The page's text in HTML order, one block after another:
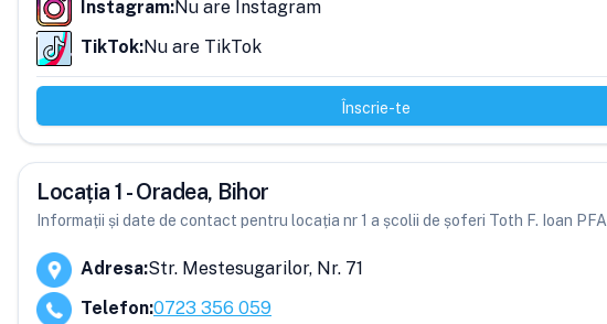
Instagram:Nu are Instagram
TikTok:Nu are TikTok
Înscrie-te
Locația 1 - Oradea, Bihor
Informații și date de contact pentru locația nr 1 a școlii de șoferi Toth F. Ioan PFA
Adresa:Str. Mestesugarilor, Nr. 71
Telefon:0723 356 059